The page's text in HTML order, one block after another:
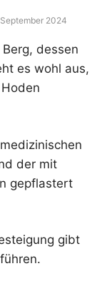
2024
dessen
es wohl aus,
der mit
gepflastert
gibt